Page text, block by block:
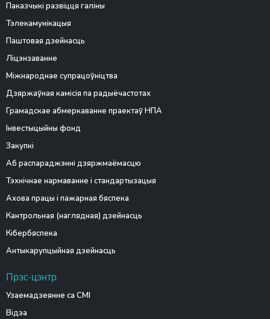
Паказчыкі развіцця галіны
Тэлекамунікацыя
Паштовая дзейнасць
Ліцэнзаванне
Міжнароднае супрацоўніцтва
Дзяржаўная камісія па радыёчастотах
Грамадскае абмеркаванне праектаў НПА
Інвестыцыйны фонд
Закупкі
Аб распараджэнні дзяржмаёмасцю
Тэхнічнае нармаванне і стандартызацыя
Ахова працы і пажарная бяспека
Кантрольная (наглядная) дзейнасць
Кібербяспека
Антыкарупцыйная дзейнасць
Прэс-цэнтр
Узаемадзеянне са СМІ
Відэа